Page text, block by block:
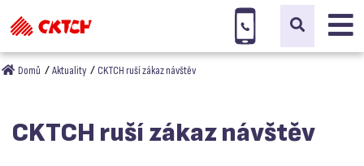
Domů Aktuality CKTCH ruší zákaz návštěv
CKTCH ruší zákaz návštěv